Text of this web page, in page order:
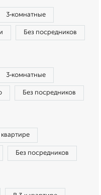
3‑комнатные
Без посредников
3‑комнатные
Без посредников
Без посредников